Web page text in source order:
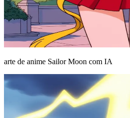
arte de anime Sailor Moon com IA